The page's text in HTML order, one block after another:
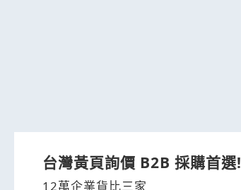
台灣黃頁詢價 B2B 採購首選!
12萬企業貨比三家